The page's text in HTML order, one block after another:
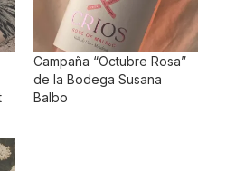
Campaña “Octubre Rosa”
de la Bodega Susana
Balbo